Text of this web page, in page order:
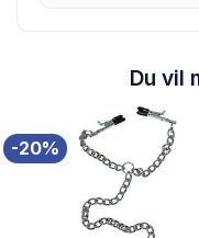
Du vil
-20%